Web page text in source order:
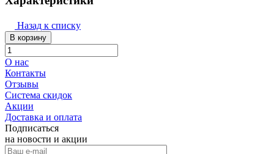
Назад к списку
В корзину
О нас
Контакты
Отзывы
Система скидок
Акции
Доставка и оплата
Подписаться
на новости и акции